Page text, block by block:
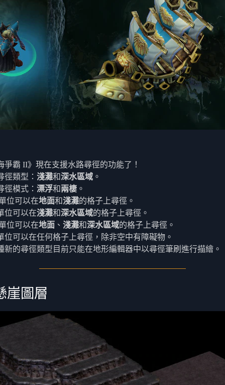
爭霸 II》現在支援水路尋徑的功能了！
徑類型： 淺灘和深水區域。
徑模式： 漂浮和兩棲。
位可以在地面和淺灘的格子上尋徑。
位可以在淺灘和深水區域的格子上尋徑。
位可以在地面 、 淺灘和深水區域的格子上尋徑。
位可以在任何格子上尋徑，除非空中有障礙物。
新的尋徑類型目前只能在地形編輯器中以尋徑筆刷進行描繪。
崖圖層